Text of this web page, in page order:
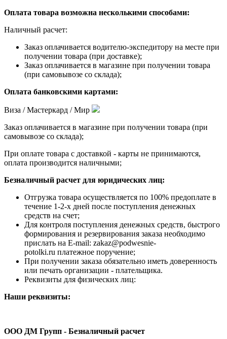
Оплата товара возможна несколькими способами:
Наличный расчет:
Заказ оплачивается водителю-экспедитору на месте при
получении товара (при доставке);
Заказ оплачивается в магазине при получении товара
(при самовывозе со склада);
Оплата банковскими картами:
Виза / Мастеркард / Мир
Заказ оплачивается в магазине при получении товара (при
самовывозе со склада);
При оплате товара с доставкой - карты не принимаются,
оплата производится наличными;
Безналичный расчет для юридических лиц:
Отгрузка товара осуществляется по 100% предоплате в
течение 1-2-х дней после поступления денежных
средств на счет;
Для контроля поступления денежных средств, быстрого
формирования и резервирования заказа необходимо
прислать на E-mail: zakaz@podwesnie-
potolki.ru платежное поручение;
При получении заказа обязательно иметь доверенность
или печать организации - плательщика.
Реквизиты для физических лиц:
Наши реквизиты:
ООО ДМ Групп - Безналичный расчет